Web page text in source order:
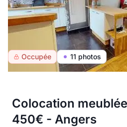
Occupée 11 photos
Colocation
450€ - Angers